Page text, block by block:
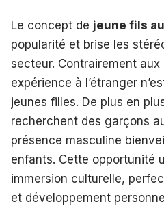
Le concept de jeune fils
popularité et brise les
secteur. Contrairement
expérience à l’étranger
jeunes filles. De plus en
recherchent des garçons
présence masculine
enfants. Cette opportunité
immersion culturelle,
et développement